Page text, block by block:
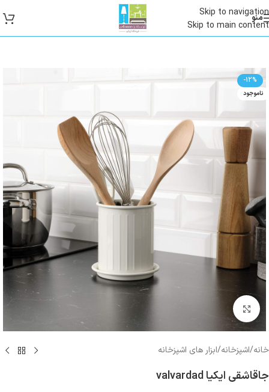
Skip to navigation
Skip to main content
منو
-12%
ناموجود
بزرگنمایی تصویر
خانه/اشپزخانه/ابزار های اشپزخانه
جاقاشقی ایکیا valvardad